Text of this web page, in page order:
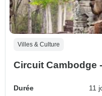
Villes & Culture
Circuit Cambodge
Durée
11